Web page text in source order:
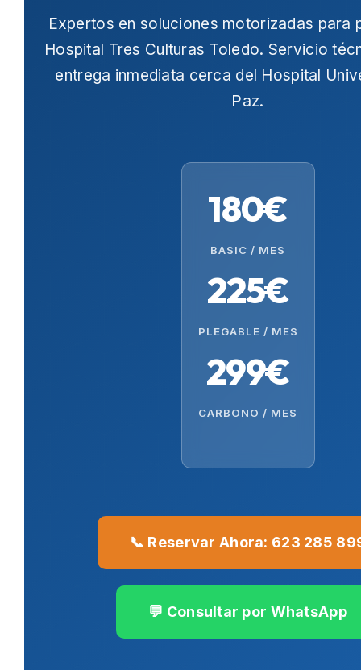
Expertos en soluciones motorizadas para
Hospital Tres Culturas Toledo. Servicio
entrega inmediata cerca del Hospital
Paz.
180€
BASIC / MES
225€
PLEGABLE / MES
299€
CARBONO / MES
📞 Reservar Ahora: 623 285
💬 Consultar por WhatsApp